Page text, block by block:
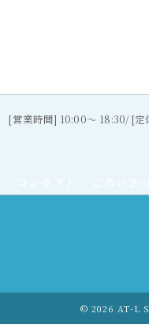
[営業時間] 10:00〜 18:30/ [
© 2026 AT-L